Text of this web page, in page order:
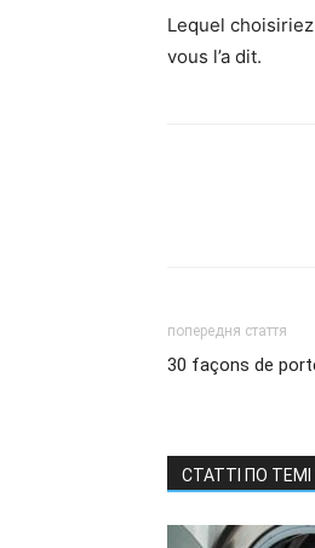
Lequel
vous l’a dit.
попередня стаття
30 façons de
СТАТТІ ПО ТЕМІ